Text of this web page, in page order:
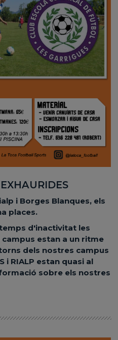
i Borges Blanques, els
places.
d'inactivitat les
estan a un ritme
dels nostres campus
i RIALP estan quasi al
sobre els nostres